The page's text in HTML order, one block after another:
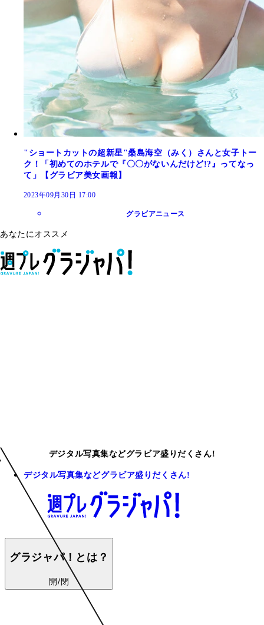
"ショートカットの超新星"桑島海空（みく）さんと女子トー
ク！「初めてのホテルで『〇〇がないんだけど!?』ってなっ
て」【グラビア美女画報】
2023年09月30日 17:00
グラビアニュース
あなたにオススメ
デジタル写真集などグラビア盛りだくさん!
デジタル写真集などグラビア盛りだくさん!
グラジャパ！とは？
開/閉